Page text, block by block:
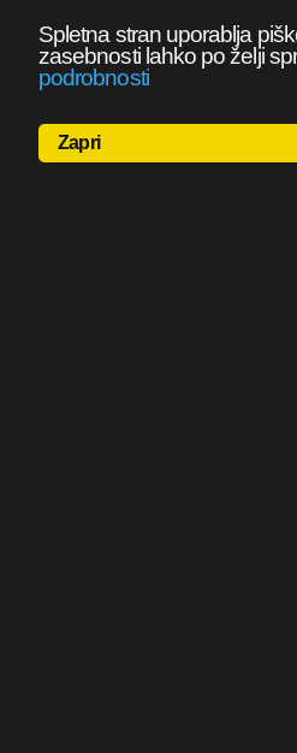
Spletna stran uporablja
zasebnosti lahko po želji
podrobnosti
Zapri